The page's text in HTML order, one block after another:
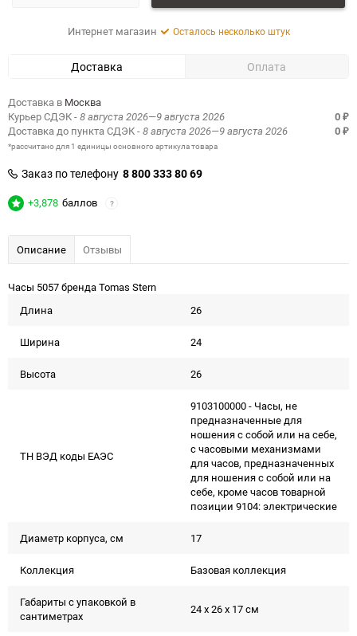
Интернет магазин Осталось несколько штук
Доставка Оплата
Доставка в Москва
Курьер СДЭК- 8 августа 2026—9 августа 2026 0 ₽
Доставка до пункта СДЭК- 8 августа 2026—9 августа 2026 0 ₽
*рассчитано для 1 единицы основного артикула товара
Заказ по телефону 8 800 333 80 69
+3,878 баллов ?
Описание Отзывы
Часы 5057 бренда Tomas Stern
Длина
26
Ширина 24
Высота 26
ТН ВЭД коды ЕАЭС
9103100000 - Часы, не
предназначенные для
ношения с собой или на себе,
с часовыми механизмами
для часов, предназначенных
для ношения с собой или на
себе, кроме часов товарной
позиции 9104: электрические
Диаметр корпуса, см 17
Коллекция Базовая коллекция
Габариты с упаковкой в
сантиметрах
24 x 26 x 17 см